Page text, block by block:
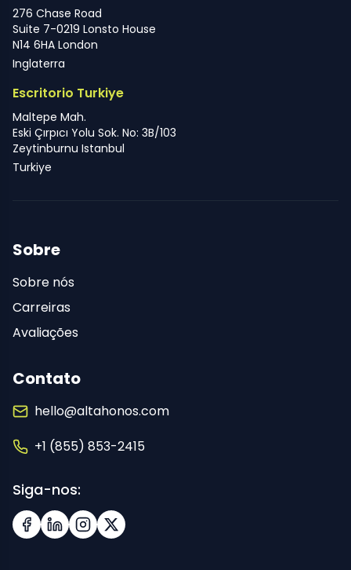
276 Chase Road
Suite 7-0219 Lonsto House
N14 6HA London
Inglaterra
Escritorio Turkiye
Maltepe Mah.
Eski Çırpıcı Yolu Sok. No: 3B/103
Zeytinburnu Istanbul
Turkiye
Sobre
Sobre nós
Carreiras
Avaliações
Contato
hello@altahonos.com
+1 (855) 853-2415
Siga-nos:
Facebook
LinkedInInstagramX (Twitter)